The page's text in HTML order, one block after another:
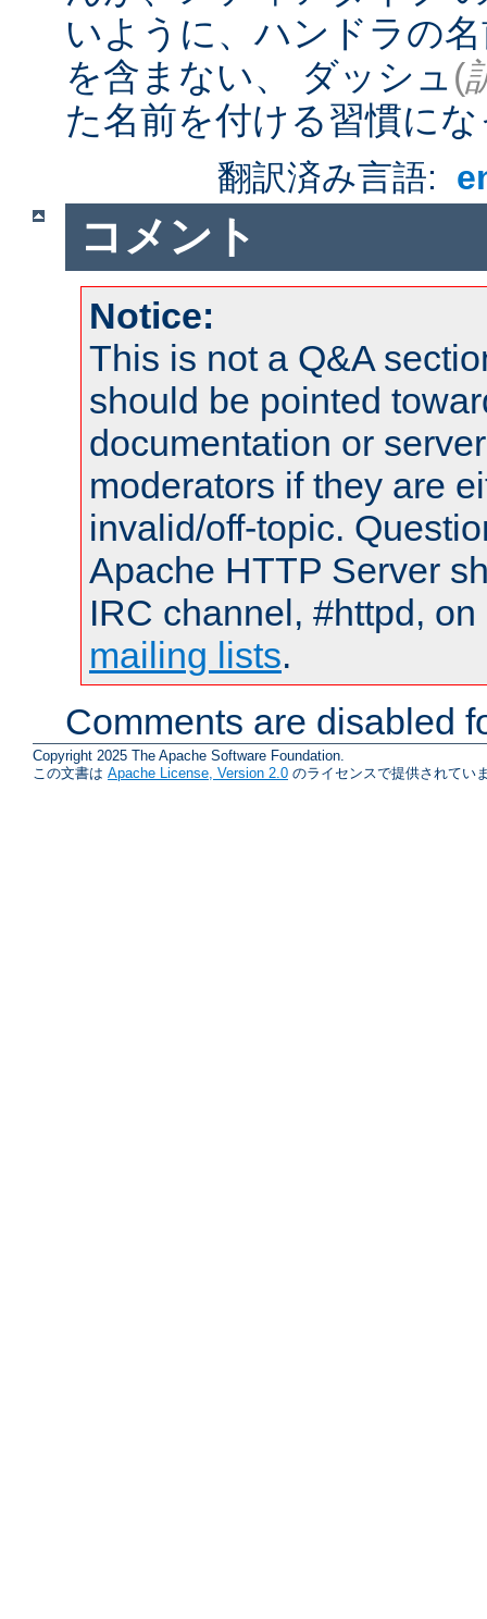
いように、ハンドラの
を含まない、 ダッシュ (
た名前を付ける習慣に
翻訳済み言語:
コメント
Notice:
This is not a Q&A
should be pointed
documentation or
moderators if they are
invalid/off-topic.
Apache HTTP Server
IRC channel, #httpd,
mailing lists.
Comments are disabled
Copyright 2025 The Apache Software Foundation.
この文書は Apache License, Version 2.0 のライセンスで提供されてい